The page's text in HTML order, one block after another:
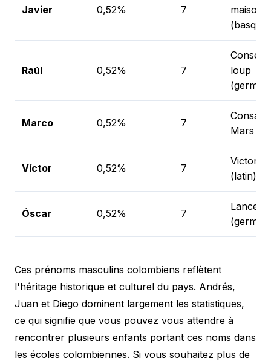
Javier 0,52% 7
maison
(basque)
Raúl 0,52% 7
loup
Marco 0,52% 7
Mars
Víctor 0,52% 7
(latin)
Óscar 0,52% 7
Lance
Ces prénoms masculins colombiens reflètent
l'héritage historique et culturel du pays. Andrés,
Juan et Diego dominent largement les statistiques,
ce qui signifie que vous pouvez vous attendre à
rencontrer plusieurs enfants portant ces noms dans
les écoles colombiennes. Si vous souhaitez plus de